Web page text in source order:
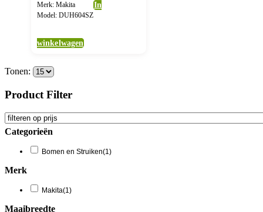
Merk: Makita
Model: DUH604SZ
In
winkelwagen
Tonen:
Product Filter
Categorieën
Bomen en Struiken(1)
Merk
Makita(1)
Maaibreedte